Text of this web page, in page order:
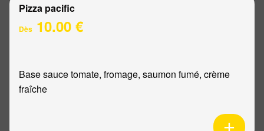
Pizza pacific
Dès 10.00 €
Base sauce tomate, fromage, saumon fumé, crème
fraîche